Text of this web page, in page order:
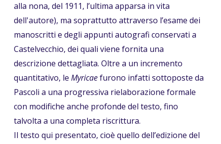
alla nona, del 1911, l’ultima apparsa in vita
dell'autore), ma soprattutto attraverso l’esame dei
manoscritti e degli appunti autografi conservati a
Castelvecchio, dei quali viene fornita una
descrizione dettagliata. Oltre a un incremento
quantitativo, le Myricaefurono infatti sottoposte da
Pascoli a una progressiva rielaborazione formale
con modifiche anche profonde del testo, fino
talvolta a una completa riscrittura.
Il testo qui presentato, cioè quello dell’edizione del